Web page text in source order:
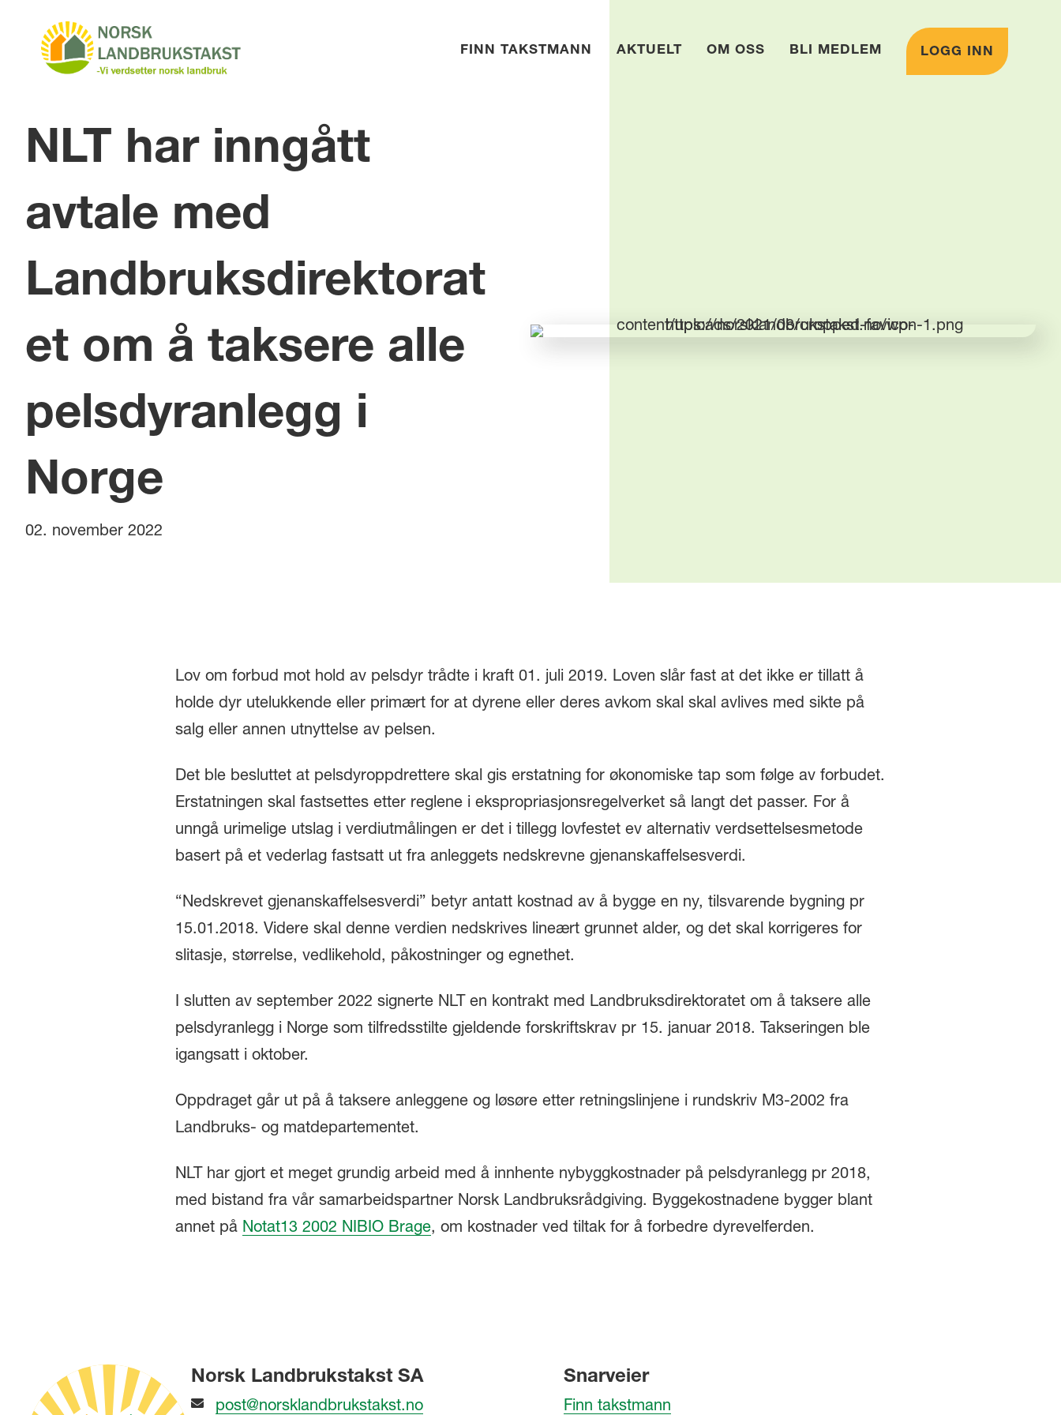
FINN TAKSTMANN AKTUELT OM OSS BLI MEDLEM LOGG INN
NLT har inngått
avtale med
Landbruksdirektorat
et om å taksere alle
pelsdyranlegg i
Norge
02. november 2022
Lov om forbud mot hold av pelsdyr trådte i kraft 01. juli 2019. Loven slår fast at det ikke er tillatt å
holde dyr utelukkende eller primært for at dyrene eller deres avkom skal skal avlives med sikte på
salg eller annen utnyttelse av pelsen.
Det ble besluttet at pelsdyroppdrettere skal gis erstatning for økonomiske tap som følge av forbudet.
Erstatningen skal fastsettes etter reglene i ekspropriasjonsregelverket så langt det passer. For å
unngå urimelige utslag i verdiutmålingen er det i tillegg lovfestet ev alternativ verdsettelsesmetode
basert på et vederlag fastsatt ut fra anleggets nedskrevne gjenanskaffelsesverdi.
“Nedskrevet gjenanskaffelsesverdi” betyr antatt kostnad av å bygge en ny, tilsvarende bygning pr
15.01.2018. Videre skal denne verdien nedskrives lineært grunnet alder, og det skal korrigeres for
slitasje, størrelse, vedlikehold, påkostninger og egnethet.
I slutten av september 2022 signerte NLT en kontrakt med Landbruksdirektoratet om å taksere alle
pelsdyranlegg i Norge som tilfredsstilte gjeldende forskriftskrav pr 15. januar 2018. Takseringen ble
igangsatt i oktober.
Oppdraget går ut på å taksere anleggene og løsøre etter retningslinjene i rundskriv M3-2002 fra
Landbruks- og matdepartementet.
NLT har gjort et meget grundig arbeid med å innhente nybyggkostnader på pelsdyranlegg pr 2018,
med bistand fra vår samarbeidspartner Norsk Landbruksrådgiving. Byggekostnadene bygger blant
annet på Notat13 2002 NIBIO Brage, om kostnader ved tiltak for å forbedre dyrevelferden.
Norsk Landbrukstakst SA
post@norsklandbrukstakst.no
Snarveier
Finn takstmann